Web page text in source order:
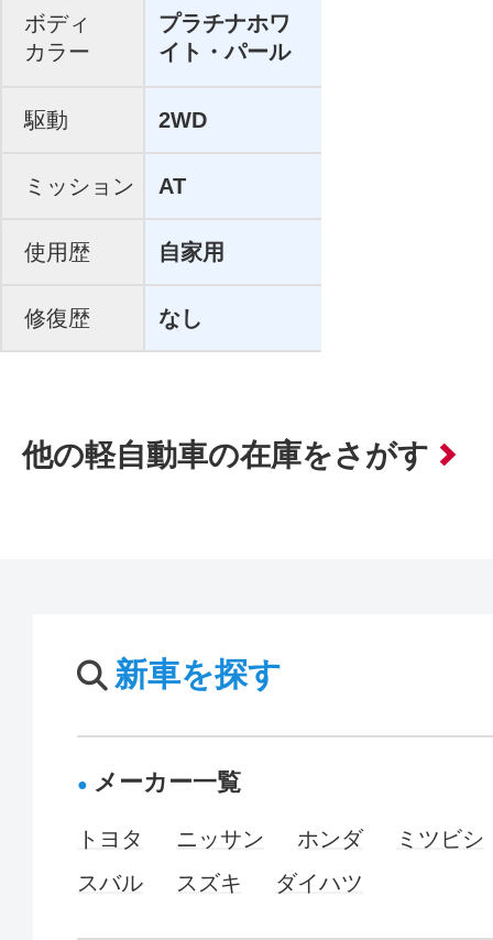
ボディ
カラー
プラチナホワ
イト・パール
駆動 2WD
ミッション AT
使用歴 自家用
修復歴 なし
他の軽自動車の在庫をさがす
新車を探す
メーカー一覧
トヨタ ニッサン ホンダ
ミツビシ
スバル
スズキ ダイハツ